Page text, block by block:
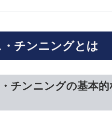
チンニングとは
チンニングの基本